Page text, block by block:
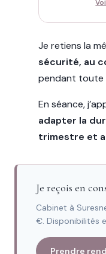
Je retiens la
sécurité, au
pendant toute
En séance,
adapter la
trimestre et
Je reçois en
Cabinet à
€. Disponibilités
Prendre